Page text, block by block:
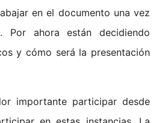
en el documento una vez
Por ahora están decidiendo
y cómo será la presentación
importante participar desde